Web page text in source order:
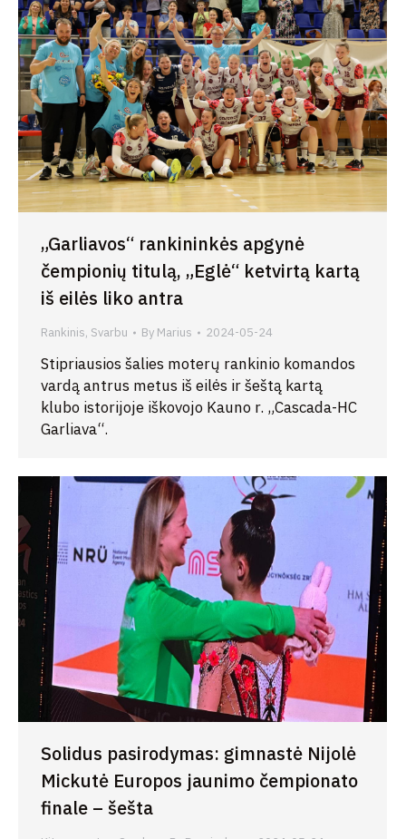
„Garliavos“ rankininkės apgynė
čempionių titulą, „Eglė“ ketvirtą kartą
iš eilės liko antra
Rankinis, Svarbu By Marius 2024-05-24
Stipriausios šalies moterų rankinio komandos
vardą antrus metus iš eilės ir šeštą kartą
klubo istorijoje iškovojo Kauno r. „Cascada-HC
Garliava“.
Solidus pasirodymas: gimnastė Nijolė
Mickutė Europos jaunimo čempionato
finale – šešta